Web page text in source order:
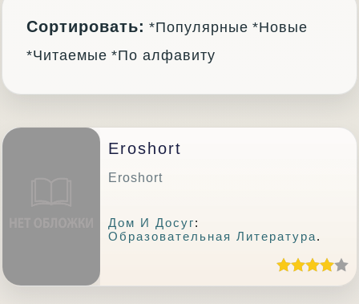
Сортировать: *Популярные *Новые
*Читаемые *По алфавиту
Eroshort
Eroshort
Дом И Досуг:
Образовательная Литература.